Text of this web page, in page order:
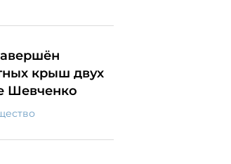
крыш двух
Шевченко